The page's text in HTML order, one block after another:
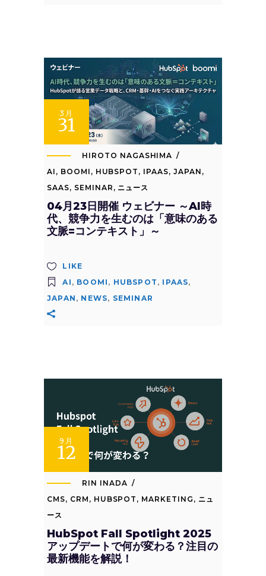
3月
31
HIROTO NAGASHIMA
AI , BOOMI , HUBSPOT , IPAAS, JAPAN ,
SAAS, SEMINAR , ニュース
04月23日開催 ウェビナー ～AI時
代、競争力を生むのは「意味のある
文脈=コンテキスト」～
LIKE
AI , BOOMI , HUBSPOT , IPAAS,
JAPAN , NEWS, SEMINAR
9月
12
RIN INADA
CMS, CRM , HUBSPOT , MARKETING , ニュ
ース
HubSpot Fall Spotlight 2025
アップデートで何が変わる？注目の
最新機能を解説！